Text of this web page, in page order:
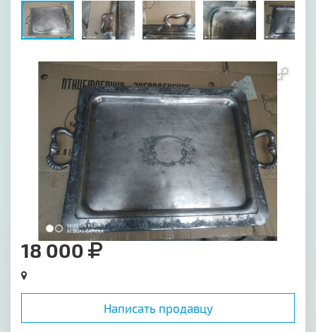
18 000
Написать продавцу